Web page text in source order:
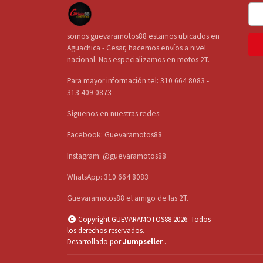
somos guevaramotos88 estamos ubicados en
Aguachica - Cesar, hacemos envíos a nivel
nacional. Nos especializamos en motos 2T.
Para mayor información tel: 310 664 8083 -
313 409 0873
Síguenos en nuestras redes:
Facebook: Guevaramotos88
Instagram: @guevaramotos88
WhatsApp: 310 664 8083
Guevaramotos88 el amigo de las 2T.
Copyright GUEVARAMOTOS88 2026. Todos
los derechos reservados.
Desarrollado porJumpseller .